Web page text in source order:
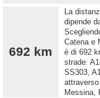
692 km
La
dipende
Catena e
è di 692
strade:
SS303,
Messina,